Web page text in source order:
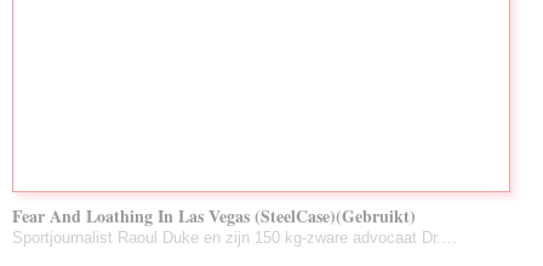
Fear And Loathing In Las Vegas (SteelCase)(Gebruikt)
Sportjournalist Raoul Duke en zijn 150 kg-zware advocaat Dr.…